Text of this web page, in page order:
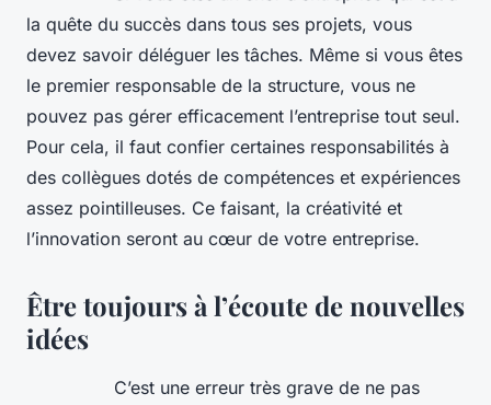
la quête du succès dans tous ses projets, vous
devez savoir déléguer les tâches. Même si vous êtes
le premier responsable de la structure, vous ne
pouvez pas gérer efficacement l’entreprise tout seul.
Pour cela, il faut confier certaines responsabilités à
des collègues dotés de compétences et expériences
assez pointilleuses. Ce faisant, la créativité et
l’innovation seront au cœur de votre entreprise.
Être toujours à l’écoute de nouvelles
idées
C’est une erreur très grave de ne pas